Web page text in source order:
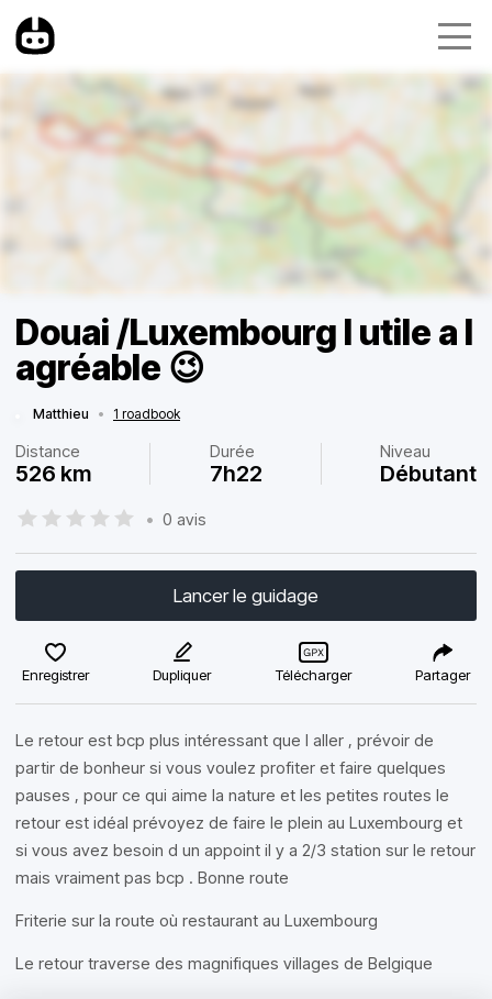
Douai /Luxembourg l utile a l
agréable 😉
Matthieu • 1 roadbook
Distance
526 km
Durée
7h22
Niveau
Débutant
• 0 avis
Lancer le guidage
Enregistrer Dupliquer Télécharger Partager
Le retour est bcp plus intéressant que l aller , prévoir de
partir de bonheur si vous voulez profiter et faire quelques
pauses , pour ce qui aime la nature et les petites routes le
retour est idéal prévoyez de faire le plein au Luxembourg et
si vous avez besoin d un appoint il y a 2/3 station sur le retour
mais vraiment pas bcp . Bonne route
Friterie sur la route où restaurant au Luxembourg
Le retour traverse des magnifiques villages de Belgique